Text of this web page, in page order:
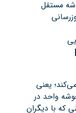
مستقل
یعنی
واحد در
که با دیگران